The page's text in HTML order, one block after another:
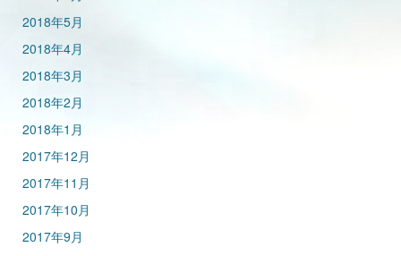
2018年5月
2018年4月
2018年3月
2018年2月
2018年1月
2017年12月
2017年11月
2017年10月
2017年9月